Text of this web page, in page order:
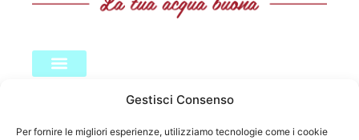
Gestisci Consenso
Per fornire le migliori esperienze, utilizziamo tecnologie come i cookie
CONTATTACI